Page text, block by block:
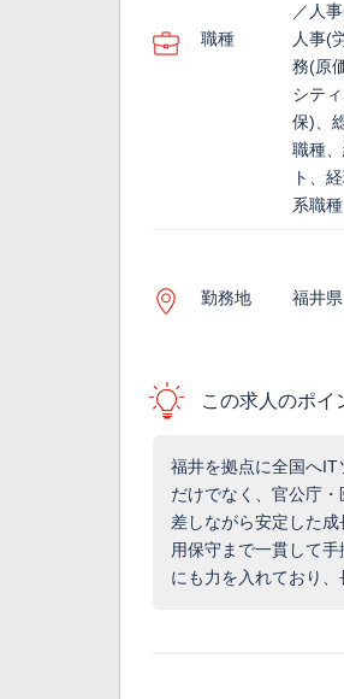
職種
／人
人事(
務(原
シテ
保)、
職種
ト、
系職種
勤務地 福井県
この求人のポイ
福井を拠点に全国へ
だけでなく、官公庁
差しながら安定した
用保守まで一貫して
にも力を入れており、